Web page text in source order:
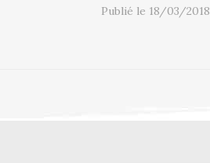
Publié le 18/03/2018